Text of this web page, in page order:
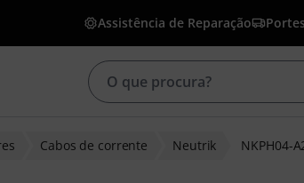
Assistência de Reparação
Cabos de corrente Neutrik NKPH04-